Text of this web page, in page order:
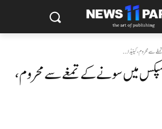
سے محروم، کینیڈا...
میں سونے کے تمغے سے محروم،